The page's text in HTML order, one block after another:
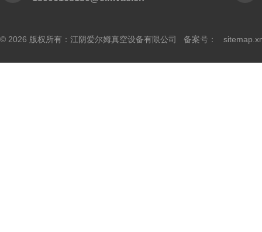
© 2026 版权所有：江阴爱尔姆真空设备有限公司 备案号：